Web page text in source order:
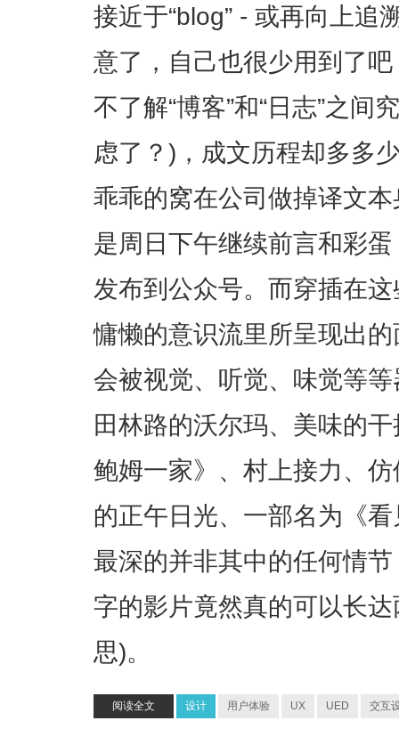
接近于“blog” - 或再向上追
意了，自己也很少用到了
不了解“博客”和“日志”之
虑了？)，成文历程却多多
乖乖的窝在公司做掉译文
是周日下午继续前言和彩
发布到公众号。而穿插在
慵懒的意识流里所呈现出
会被视觉、听觉、味觉等
田林路的沃尔玛、美味的
鲍姆一家》、村上接力、
的正午日光、一部名为《
最深的并非其中的任何情
字的影片竟然真的可以长
思)。
阅读全文 设计 用户体验 UX UED 交互